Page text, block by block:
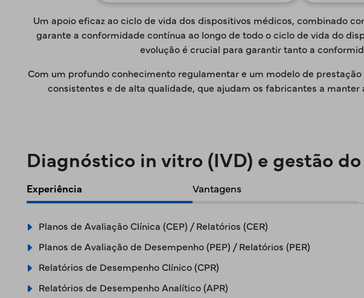
Um apoio eficaz ao ciclo de vida dos dispositivos médicos, combinado
garante a conformidade contínua ao longo de todo o ciclo de vida do
evolução é crucial para garantir tanto a
Com um profundo conhecimento regulamentar e um modelo de
consistentes e de alta qualidade, que ajudam os fabricantes a
Diagnóstico in vitro (IVD) e gestão
Experiência Vantagens
Planos de Avaliação Clínica (CEP) / Relatórios (CER)
Planos de Avaliação de Desempenho (PEP) / Relatórios (PER)
Relatórios de Desempenho Clínico (CPR)
Relatórios de Desempenho Analítico (APR)